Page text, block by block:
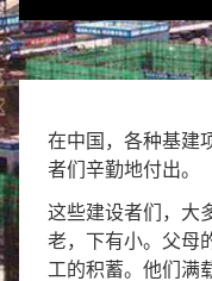
在中国，各种基建
者们辛勤地付出。
这些建设者们，大
老，下有小。父母
工的积蓄。他们满